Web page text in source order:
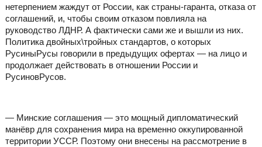
нетерпением жаждут от России, как страны-гаранта, отказа от
соглашений, и, чтобы своим отказом повлияла на
руководство ЛДНР. А фактически сами же и вышли из них.
Политика двойных\тройных стандартов, о которых
РусиныРусы говорили в предыдущих офертах — на лицо и
продолжает действовать в отношении России и
РусиновРусов.
— Минские соглашения — это мощный дипломатический
манёвр для сохранения мира на временно оккупированной
территории УССР. Поэтому они внесены на рассмотрение в